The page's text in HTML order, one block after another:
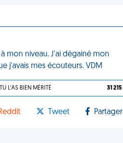
mon niveau. J'ai dégainé mon
j'avais mes écouteurs. VDM
TU L'AS BIEN MÉRITÉ 31 215
Tweet Partager